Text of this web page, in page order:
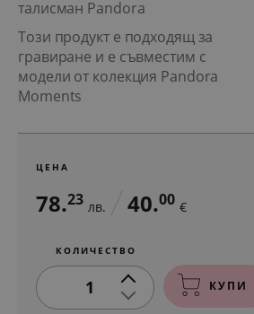
талисман Pandora
Този продукт е подходящ за
гравиране и е съвместим с
модели от колекция Pandora
Moments
ЦЕНА
78.23 лв. 40.00 €
КОЛИЧЕСТВО
1 КУПИ